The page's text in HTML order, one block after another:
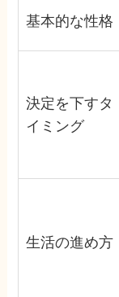
基本的な性格
決定を下すタ
イミング
生活の進め方